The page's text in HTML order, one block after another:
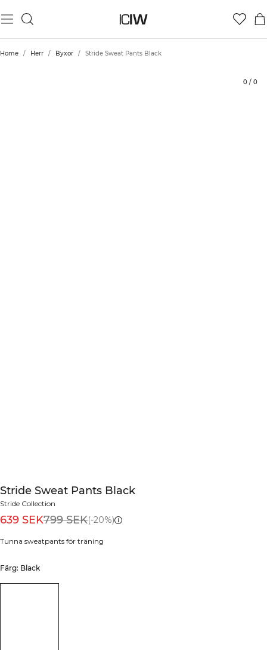
Home / Herr / Byxor / Stride Sweat Pants Black
0 / 0
Stride Sweat Pants Black
Stride Collection
639 SEK799 SEK(-20%)
Tunna sweatpants för träning
Färg: Black